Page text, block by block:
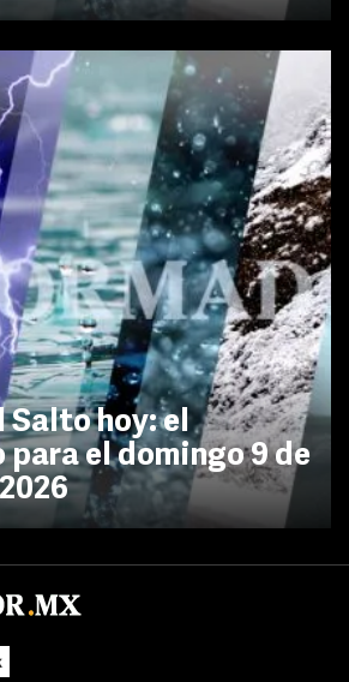
Salto hoy: el
el domingo 9 de